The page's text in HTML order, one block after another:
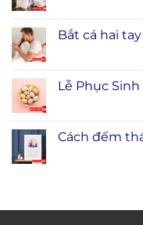
Bắt cá hai
Lễ Phục
Cách đếm